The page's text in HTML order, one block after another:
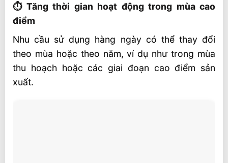
⏱️ Tăng thời gian hoạt động trong mùa cao
điểm
Nhu cầu sử dụng hàng ngày có thể thay đổi
theo mùa hoặc theo năm, ví dụ như trong mùa
thu hoạch hoặc các giai đoạn cao điểm sản
xuất.